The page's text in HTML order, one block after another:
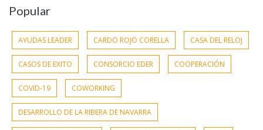
Popular
AYUDAS LEADER CARDO ROJO CORELLA CASA DEL RELOJ
CASOS DE EXITO CONSORCIO EDER COOPERACIÓN
COVID-19 COWORKING
DESARROLLO DE LA RIBERA DE NAVARRA